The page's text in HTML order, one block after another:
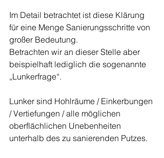
Im Detail betrachtet ist diese Klärung
für eine Menge Sanierungsschritte von
großer Bedeutung.
Betrachten wir an dieser Stelle aber
beispielhaft lediglich die sogenannte
„Lunkerfrage“.
Lunker sind Hohlräume / Einkerbungen
/ Vertiefungen / alle möglichen
oberflächlichen Unebenheiten
unterhalb des zu sanierenden Putzes.